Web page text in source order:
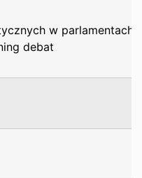
w parlamentach
debat